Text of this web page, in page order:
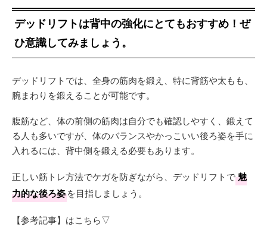
デッドリフトは背中の強化にとてもおすすめ！ぜ
ひ意識してみましょう。
デッドリフトでは、全身の筋肉を鍛え、特に背筋や太もも、
腕まわりを鍛えることが可能です。
腹筋など、体の前側の筋肉は自分でも確認しやすく、鍛えて
る人も多いですが、体のバランスやかっこいい後ろ姿を手に
入れるには、背中側を鍛える必要もあります。
正しい筋トレ方法でケガを防ぎながら、デッドリフトで魅
力的な後ろ姿を目指しましょう。
【参考記事】はこちら▽